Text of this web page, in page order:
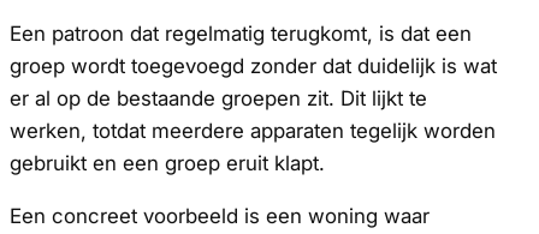
Een patroon dat regelmatig terugkomt, is dat een
groep wordt toegevoegd zonder dat duidelijk is wat
er al op de bestaande groepen zit. Dit lijkt te
werken, totdat meerdere apparaten tegelijk worden
gebruikt en een groep eruit klapt.
Een concreet voorbeeld is een woning waar